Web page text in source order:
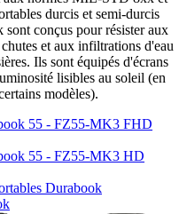
durcis et semi-durcis
sont conçus pour résister aux
et aux infiltrations d'eau
Ils sont équipés d'écrans
lisibles au soleil (en
modèles).
55 - FZ55-MK3 FHD
55 - FZ55-MK3 HD
Durabook